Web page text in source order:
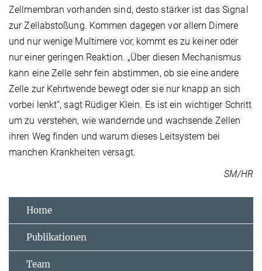
Zellmembran vorhanden sind, desto stärker ist das Signal
zur Zellabstoßung. Kommen dagegen vor allem Dimere
und nur wenige Multimere vor, kommt es zu keiner oder
nur einer geringen Reaktion. „Über diesen Mechanismus
kann eine Zelle sehr fein abstimmen, ob sie eine andere
Zelle zur Kehrtwende bewegt oder sie nur knapp an sich
vorbei lenkt“, sagt Rüdiger Klein. Es ist ein wichtiger Schritt
um zu verstehen, wie wandernde und wachsende Zellen
ihren Weg finden und warum dieses Leitsystem bei
manchen Krankheiten versagt.
SM/HR
Home
Publikationen
Team